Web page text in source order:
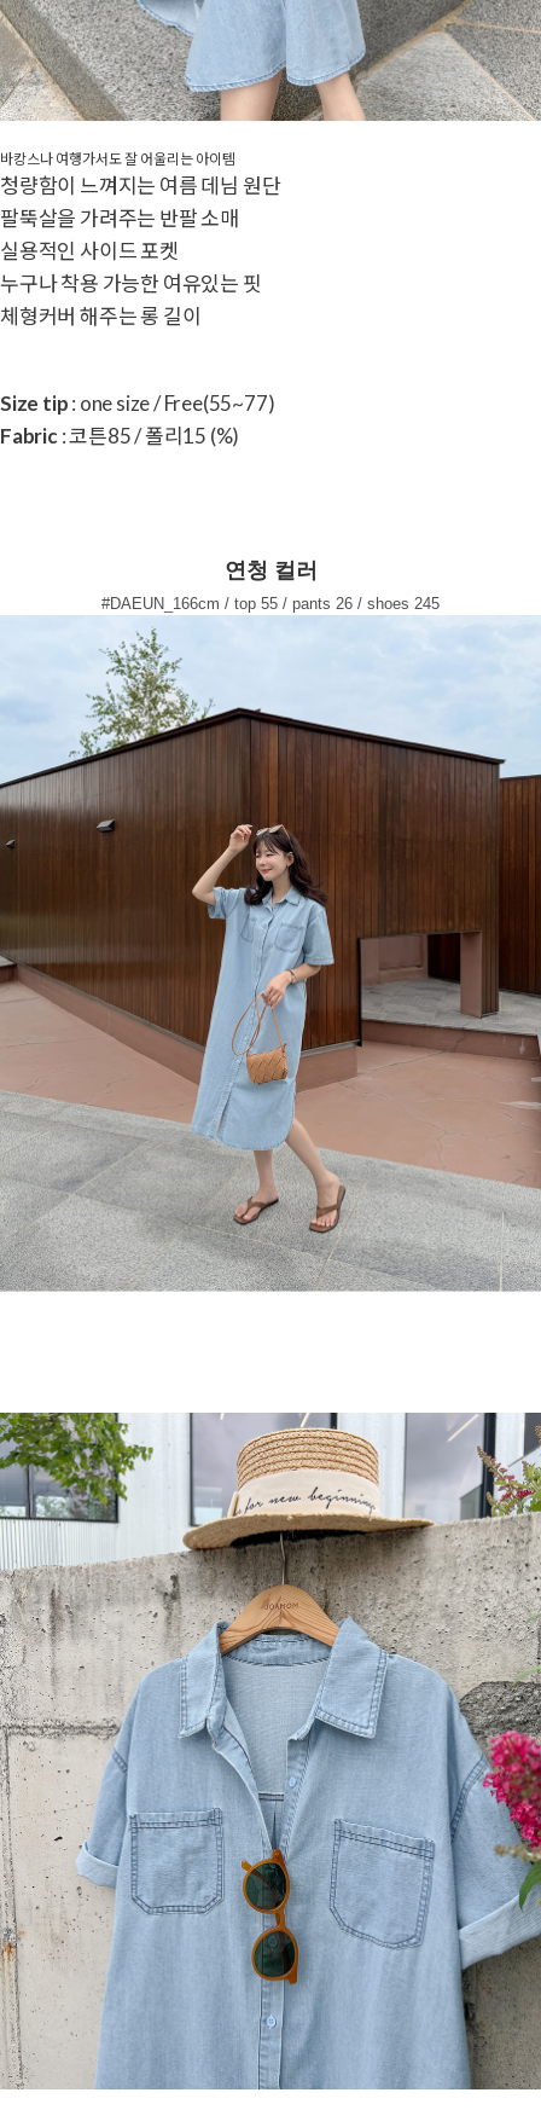
바캉스나 여행가서도 잘 어울리는 아이템
청량함이 느껴지는 여름 데님 원단
팔뚝살을 가려주는 반팔 소매
실용적인 사이드 포켓
누구나 착용 가능한 여유있는 핏
체형커버 해주는 롱 길이
Size tip: one size / Free(55~77)
Fabric: 코튼85 / 폴리15 (%)
연청 컬러
#DAEUN_166cm / top 55 / pants 26 / shoes 245